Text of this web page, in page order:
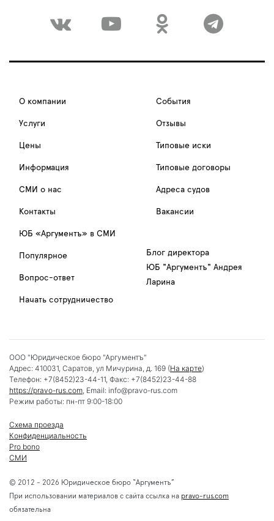
О компании
Услуги
Цены
Информация
СМИ о нас
Контакты
События
Отзывы
Типовые иски
Типовые договоры
Адреса судов
Вакансии
ЮБ «Аргументъ» в СМИ
Популярное
Вопрос-ответ
Начать сотрудничество
Блог директора
ЮБ "Аргументъ" Андрея
Ларина
© 2012 - 2026 Юридическое бюро “Аргументъ”
При использовании материалов с сайта ссылка на pravo-rus.com
обязательна
ООО "Юридическое бюро "Аргументъ"
Адрес: 410031, Саратов, ул Мичурина, д. 169 (На карте)
Телефон: +7(8452)23-44-11, Факс: +7(8452)23-44-88
https://pravo-rus.com, Email: info@pravo-rus.com
Режим работы: пн-пт 9:00-18:00
Схема проезда
Конфиденциальность
Pro bono
СМИ